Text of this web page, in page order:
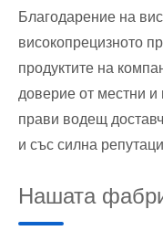
Благодарение на
високопрецизното
продуктите на
доверие от местни и
прави водещ
и със силна
Нашата